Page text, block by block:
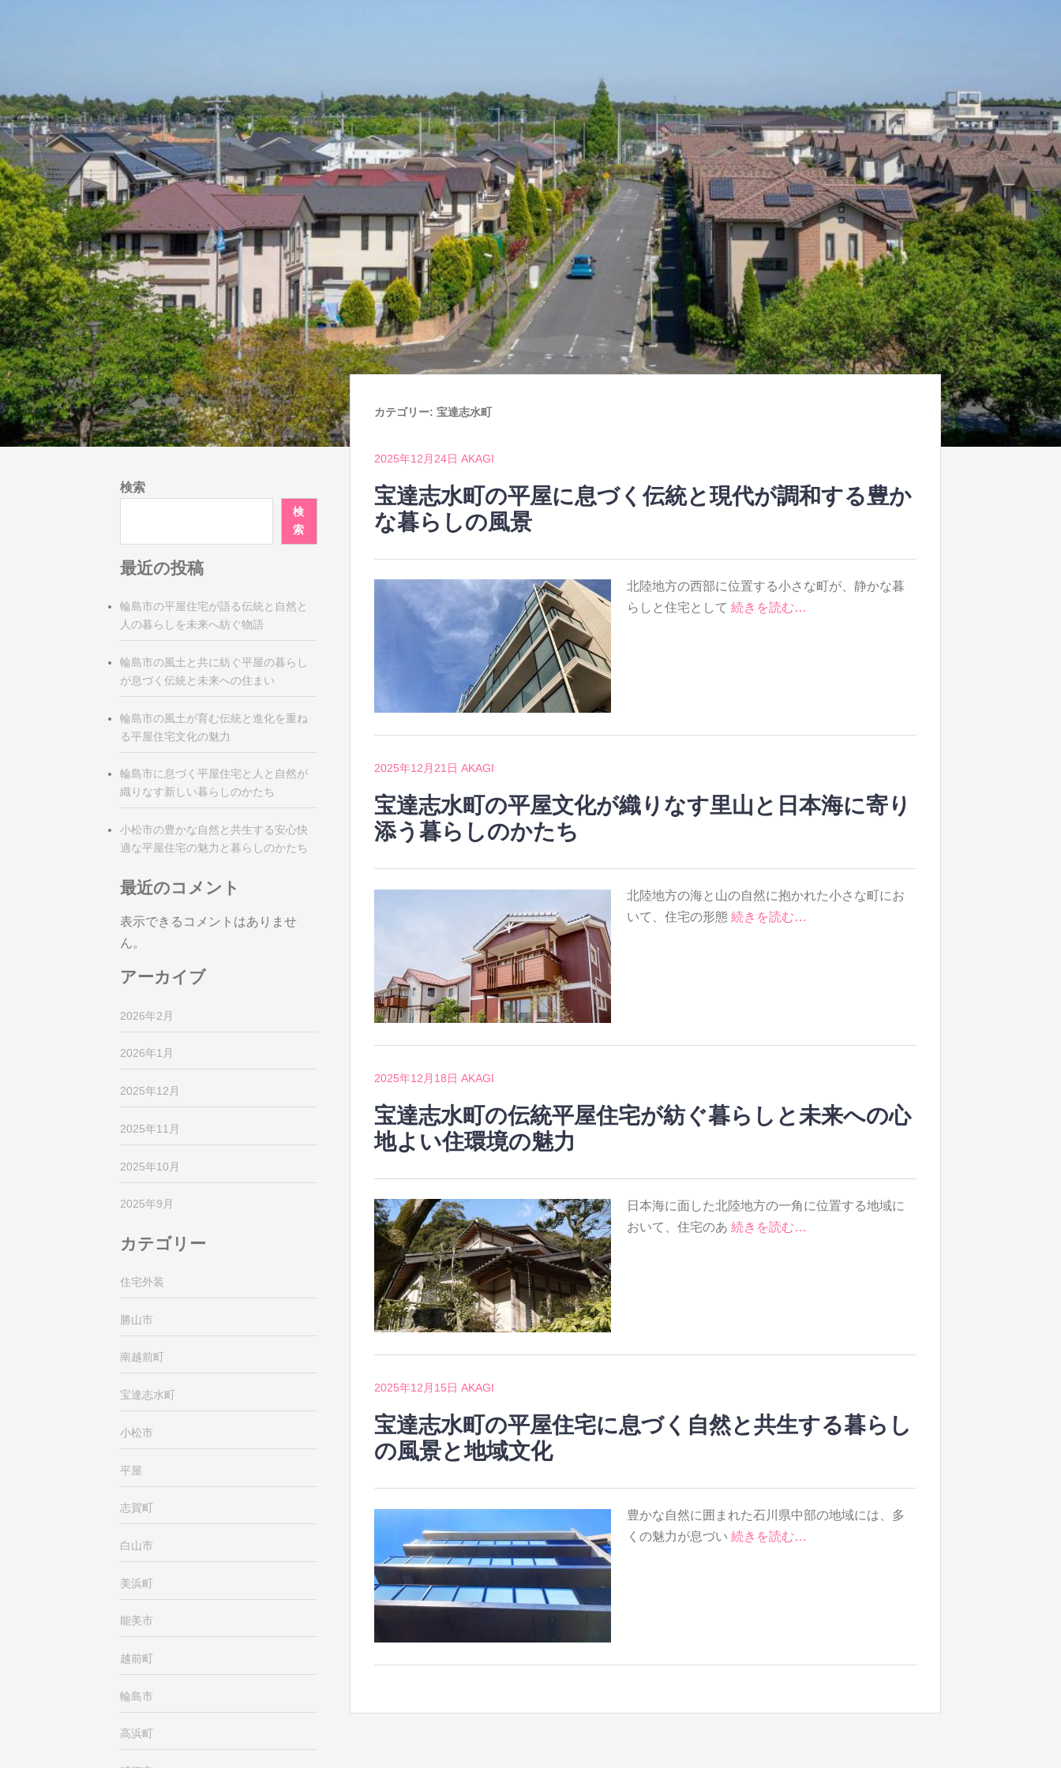
カテゴリー:宝達志水町
2025年12月24日 AKAGI
宝達志水町の平屋に息づく伝統と現代が調和する豊か
な暮らしの風景
北陸地方の西部に位置する小さな町が、静かな暮
らしと住宅として続きを読む…
2025年12月21日 AKAGI
宝達志水町の平屋文化が織りなす里山と日本海に寄り
添う暮らしのかたち
北陸地方の海と山の自然に抱かれた小さな町にお
いて、住宅の形態続きを読む…
2025年12月18日 AKAGI
宝達志水町の伝統平屋住宅が紡ぐ暮らしと未来への心
地よい住環境の魅力
日本海に面した北陸地方の一角に位置する地域に
おいて、住宅のあ続きを読む…
2025年12月15日 AKAGI
宝達志水町の平屋住宅に息づく自然と共生する暮らし
の風景と地域文化
豊かな自然に囲まれた石川県中部の地域には、多
くの魅力が息づい続きを読む…
検索
検
索
最近の投稿
輪島市の平屋住宅が語る伝統と自然と
人の暮らしを未来へ紡ぐ物語
輪島市の風土と共に紡ぐ平屋の暮らし
が息づく伝統と未来への住まい
輪島市の風土が育む伝統と進化を重ね
る平屋住宅文化の魅力
輪島市に息づく平屋住宅と人と自然が
織りなす新しい暮らしのかたち
小松市の豊かな自然と共生する安心快
適な平屋住宅の魅力と暮らしのかたち
最近のコメント
表示できるコメントはありませ
ん。
アーカイブ
2026年2月
2026年1月
2025年12月
2025年11月
2025年10月
2025年9月
カテゴリー
住宅外装
勝山市
南越前町
宝達志水町
小松市
平屋
志賀町
白山市
美浜町
能美市
越前町
輪島市
高浜町